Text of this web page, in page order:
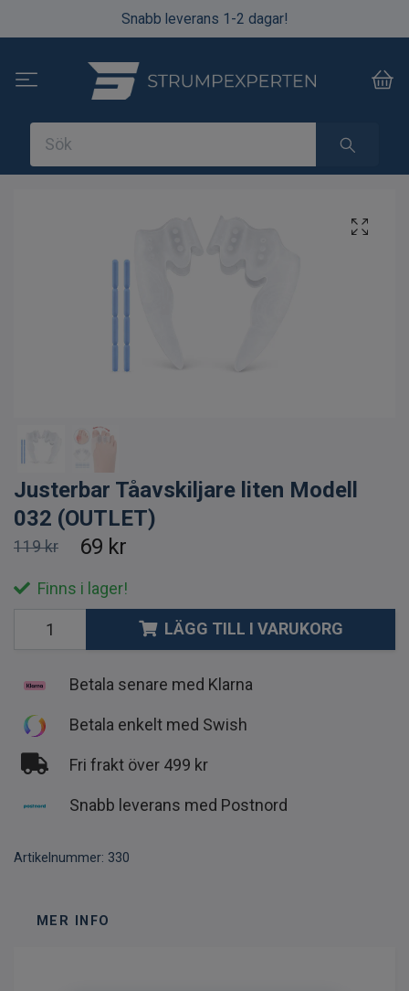
Snabb leverans 1-2 dagar!
Justerbar Tåavskiljare liten Modell
032 (OUTLET)
119 kr 69 kr
Finns i lager!
LÄGG TILL I VARUKORG
Betala senare med Klarna
Betala enkelt med Swish
Fri frakt över 499 kr
Snabb leverans med Postnord
Artikelnummer: 330
MER INFO